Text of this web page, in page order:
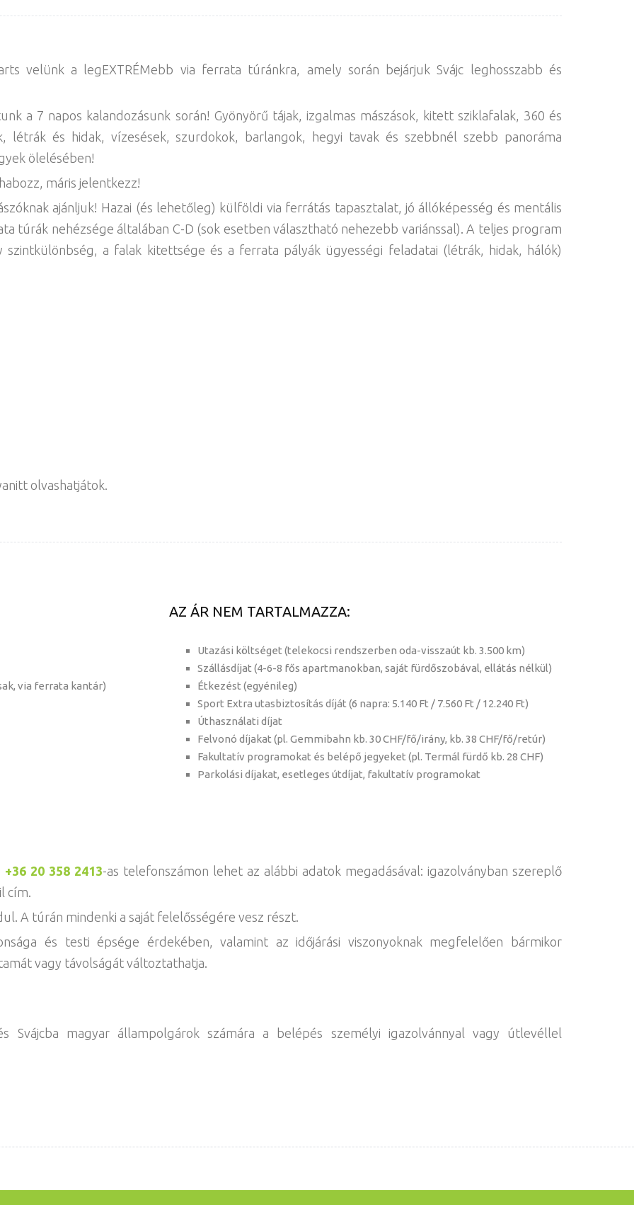
velünk a legEXTRÉMebb via ferrata túránkra, amely során bejárjuk Svájc leghosszabb és
a 7 napos kalandozásunk során! Gyönyörű tájak, izgalmas mászások, kitett sziklafalak, 360 és
létrák és hidak, vízesések, szurdokok, barlangok, hegyi tavak és szebbnél szebb panoráma
ölelésében!
máris jelentkezz!
ajánljuk! Hazai (és lehetőleg) külföldi via ferrátás tapasztalat, jó állóképesség és mentális
túrák nehézsége általában C-D (sok esetben választható nehezebb variánssal). A teljes program
szintkülönbség, a falak kitettsége és a ferrata pályák ügyességi feladatai (létrák, hidak, hálók)
olvashatjátok.
via ferrata kantár)
AZ ÁR NEM TARTALMAZZA:
Utazási költséget (telekocsi rendszerben oda-visszaút kb. 3.500 km)
Szállásdíjat (4-6-8 fős apartmanokban, saját fürdőszobával, ellátás nélkül)
Étkezést (egyénileg)
Sport Extra utasbiztosítás díját (6 napra: 5.140 Ft / 7.560 Ft / 12.240 Ft)
Úthasználati díjat
Felvonó díjakat (pl. Gemmibahn kb. 30 CHF/fő/irány, kb. 38 CHF/fő/retúr)
Fakultatív programokat és belépő jegyeket (pl. Termál fürdő kb. 28 CHF)
Parkolási díjakat, esetleges útdíjat, fakultatív programokat
+36 20 358 2413-as telefonszámon lehet az alábbi adatok megadásával: igazolványban szereplő
cím.
A túrán mindenki a saját felelősségére vesz részt.
és testi épsége érdekében, valamint az időjárási viszonyoknak megfelelően bármikor
vagy távolságát változtathatja.
Svájcba magyar állampolgárok számára a belépés személyi igazolvánnyal vagy útlevéllel